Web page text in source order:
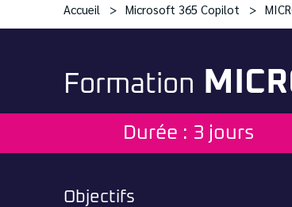
Accueil Microsoft 365 Copilot
Formation
Durée : 3 jours
Objectifs